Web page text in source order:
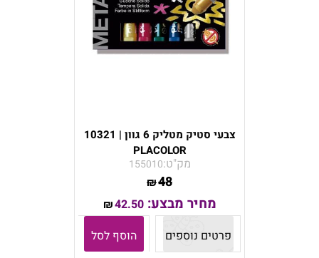
צבעי סטיק מטליק 6 גוון | 10321
PLACOLOR
מק"ט:155010
₪48
מחיר מבצע: ₪42.50
פרטים נוספים
הוסף לסל